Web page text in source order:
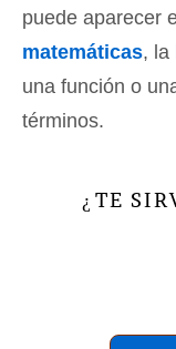
puede aparecer
matemáticas, la
una función o
términos.
¿ TE